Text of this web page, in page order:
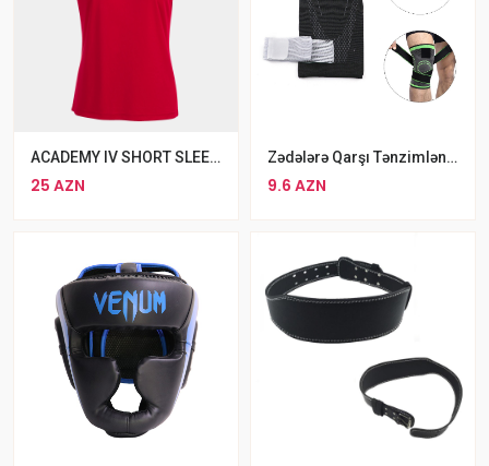
ACADEMY IV SHORT SLEEVE T-SHIRT RED WHITE
25 AZN
Zədələrə Qarşı Tənzimlənən Qoruyucu Ortopedik Tibbi Dizlik
9.6 AZN